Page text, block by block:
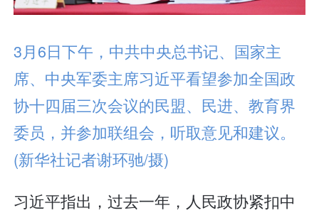
3月6日下午，中共中央总书记、国家主
席、中央军委主席习近平看望参加全国政
协十四届三次会议的民盟、民进、教育界
委员，并参加联组会，听取意见和建议。
(新华社记者谢环驰/摄)
习近平指出，过去一年，人民政协紧扣中